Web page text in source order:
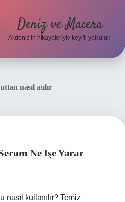
Deniz ve Macera
Akdeniz’in hikayeleriyle keyifli yolculuk!
nasıl atılır
Ne Işe Yarar
nasıl kullanılır? Temiz